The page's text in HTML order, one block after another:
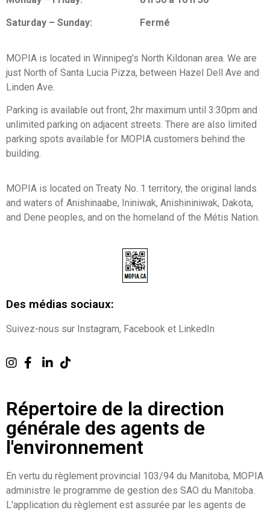
Saturday – Sunday: Fermé
MOPIA is located in Winnipeg’s North Kildonan area. We are
just North of Santa Lucia Pizza, between Hazel Dell Ave and
Linden Ave.
Parking is available out front, 2hr maximum until 3:30pm and
unlimited parking on adjacent streets. There are also limited
parking spots available for MOPIA customers behind the
building.
MOPIA is located on Treaty No. 1 territory, the original lands
and waters of Anishinaabe, Ininiwak, Anishininiwak, Dakota,
and Dene peoples, and on the homeland of the Métis Nation.
Des médias sociaux:
Suivez-nous sur Instagram, Facebook et LinkedIn
Répertoire de la direction
générale des agents de
l'environnement
En vertu du règlement provincial 103/94 du Manitoba, MOPIA
administre le programme de gestion des SAO du Manitoba.
L'application du règlement est assurée par les agents de